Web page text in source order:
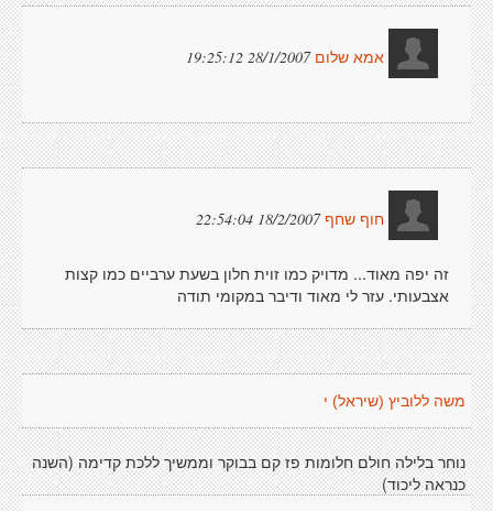
אמא שלום 28/1/2007 19:25:12
חוף שחף 18/2/2007 22:54:04
זה יפה מאוד... מדויק כמו זוית חלון בשעת ערביים כמו קצות
אצבעותי. עזר לי מאוד ודיבר במקומי תודה
משה ללוביץ (שיראל) י
נוחר בלילה חולם חלומות פז קם בבוקר וממשיך ללכת קדימה (השנה
כנראה ליכוד)